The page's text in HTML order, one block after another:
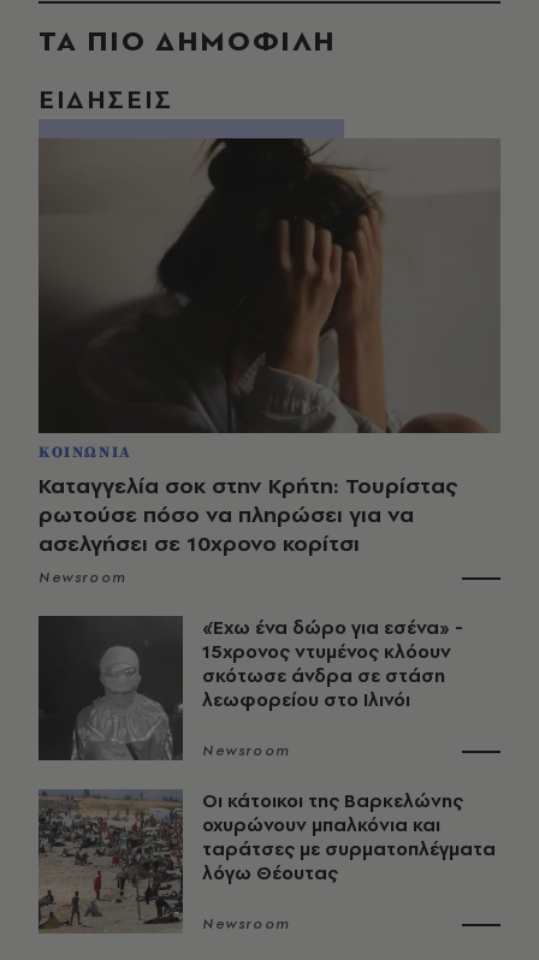
ΤΑ ΠΙΟ ΔΗΜΟΦΙΛΗ
ΕΙΔΗΣΕΙΣ
ΚΟΙΝΩΝΙΑ
Καταγγελία σοκ στην Κρήτη: Τουρίστας
ρωτούσε πόσο να πληρώσει για να
ασελγήσει σε 10χρονο κορίτσι
Newsroom
«Έχω ένα δώρο για εσένα» -
15χρονος ντυμένος κλόουν
σκότωσε άνδρα σε στάση
λεωφορείου στο Ιλινόι
Newsroom
Οι κάτοικοι της Βαρκελώνης
οχυρώνουν μπαλκόνια και
ταράτσες με συρματοπλέγματα
λόγω Θέουτας
Newsroom